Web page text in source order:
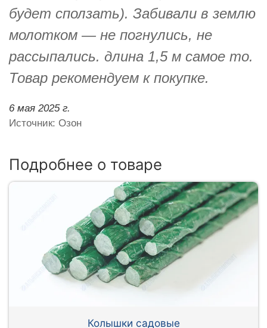
будет сползать). Забивали в землю
молотком — не погнулись, не
рассыпались. длина 1,5 м самое то.
Товар рекомендуем к покупке.
6 мая 2025 г.
Источник: Озон
Подробнее о товаре
Колышки садовые